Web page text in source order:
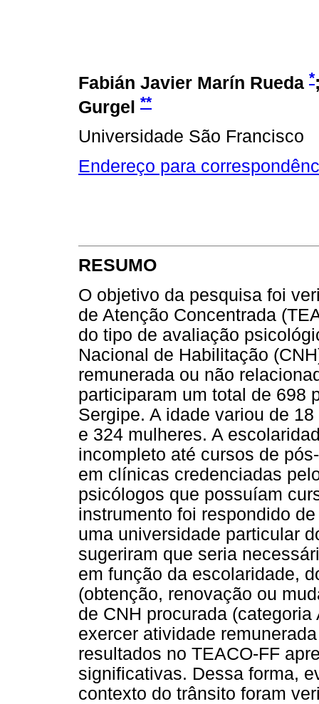
Fabián Javier Marín Rueda *
Gurgel **
Universidade São Francisco
Endereço para
RESUMO
O objetivo da pesquisa foi
de Atenção Concentrada
do tipo de avaliação
Nacional de Habilitação
remunerada ou não
participaram um total de 698
Sergipe. A idade variou de
e 324 mulheres. A
incompleto até cursos de
em clínicas credenciadas
psicólogos que possuíam
instrumento foi respondido
uma universidade particular
sugeriram que seria
em função da escolaridade,
(obtenção, renovação ou
de CNH procurada
exercer atividade
resultados no TEACO-FF
significativas. Dessa forma,
contexto do trânsito foram